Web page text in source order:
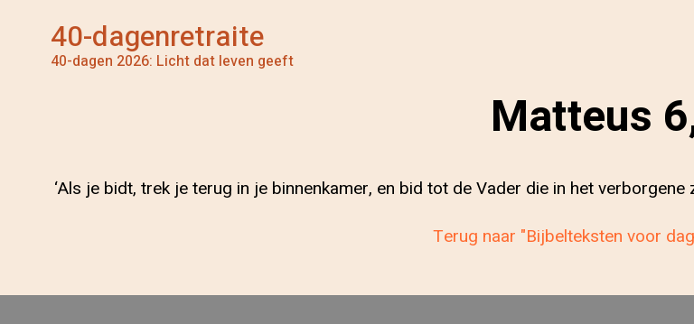
40-dagenretraite
40-dagen 2026: Licht dat leven geeft
Matteus
‘Als je bidt, trek je terug in je binnenkamer, en bid tot de Vader die in het verborgene
Terug naar "Bijbelteksten voor